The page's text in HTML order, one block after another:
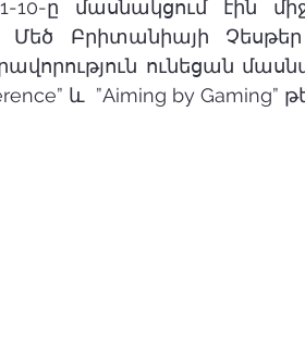
10-ը մասնակցում էին
Մեծ Բրիտանիայի
ունեցան
և  ”Aiming by Gaming”